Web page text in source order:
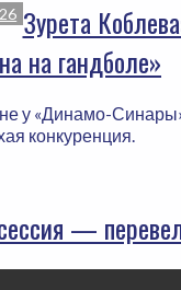
Зурета
на гандболе»
у «Динамо-
конкуренция.
—